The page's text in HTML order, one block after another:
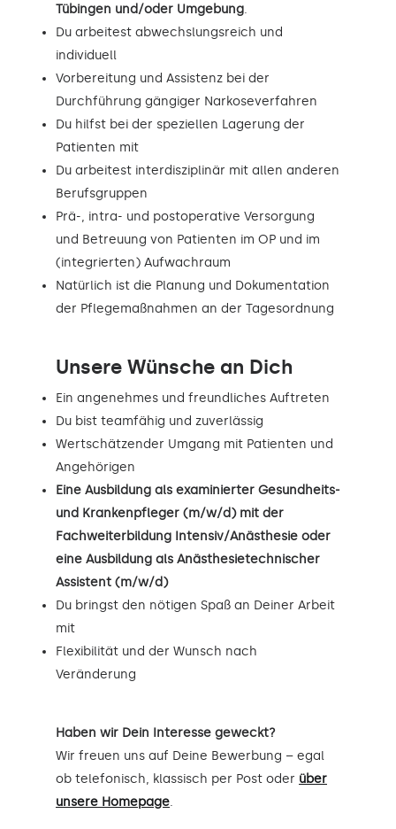
Tübingen und/oder Umgebung.
Du arbeitest abwechslungsreich und
individuell
Vorbereitung und Assistenz bei der
Durchführung gängiger Narkoseverfahren
Du hilfst bei der speziellen Lagerung der
Patienten mit
Du arbeitest interdisziplinär mit allen anderen
Berufsgruppen
Prä-, intra- und postoperative Versorgung
und Betreuung von Patienten im OP und im
(integrierten) Aufwachraum
Natürlich ist die Planung und Dokumentation
der Pflegemaßnahmen an der Tagesordnung
Unsere Wünsche an Dich
Ein angenehmes und freundliches Auftreten
Du bist teamfähig und zuverlässig
Wertschätzender Umgang mit Patienten und
Angehörigen
Eine Ausbildung als examinierter Gesundheits-
und Krankenpfleger (m/w/d) mit der
Fachweiterbildung Intensiv/Anästhesie oder
eine Ausbildung als Anästhesietechnischer
Assistent (m/w/d)
Du bringst den nötigen Spaß an Deiner Arbeit
mit
Flexibilität und der Wunsch nach
Veränderung
Haben wir Dein Interesse geweckt?
Wir freuen uns auf Deine Bewerbung – egal
ob telefonisch, klassisch per Post oder über
unsere Homepage.